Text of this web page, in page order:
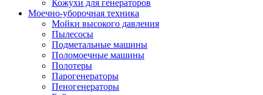
Кожухи для генераторов
Моечно-уборочная техника
Мойки высокого давления
Пылесосы
Подметальные машины
Поломоечные машины
Полотеры
Парогенераторы
Пеногенераторы